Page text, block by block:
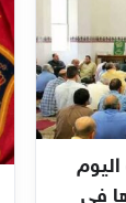
في